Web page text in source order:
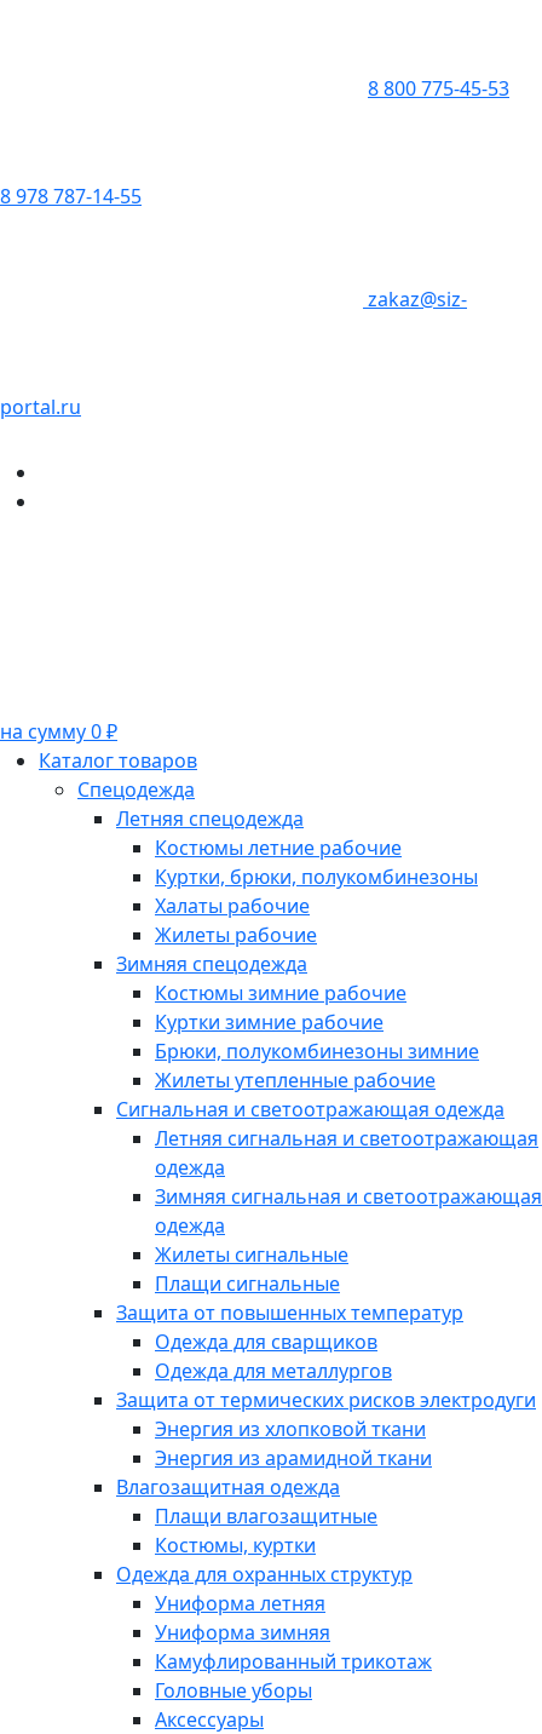
8 800 775-45-53
8 978 787-14-55
zakaz@siz-
portal.ru
на сумму 0 ₽
Каталог товаров
Спецодежда
Летняя спецодежда
Костюмы летние рабочие
Куртки, брюки, полукомбинезоны
Халаты рабочие
Жилеты рабочие
Зимняя спецодежда
Костюмы зимние рабочие
Куртки зимние рабочие
Брюки, полукомбинезоны зимние
Жилеты утепленные рабочие
Сигнальная и светоотражающая одежда
Летняя сигнальная и светоотражающая
одежда
Зимняя сигнальная и светоотражающая
одежда
Жилеты сигнальные
Плащи сигнальные
Защита от повышенных температур
Одежда для сварщиков
Одежда для металлургов
Защита от термических рисков электродуги
Энергия из хлопковой ткани
Энергия из арамидной ткани
Влагозащитная одежда
Плащи влагозащитные
Костюмы, куртки
Одежда для охранных структур
Униформа летняя
Униформа зимняя
Камуфлированный трикотаж
Головные уборы
Аксессуары